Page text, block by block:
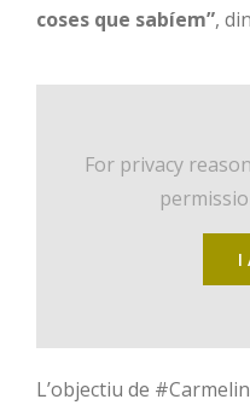
coses que sabíem”,
For privacy
I
L’objectiu de